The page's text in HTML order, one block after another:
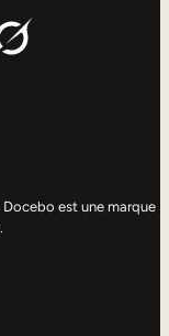
est une marque